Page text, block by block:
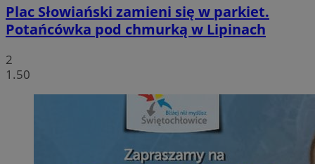
Plac Słowiański zamieni się w parkiet.
Potańcówka pod chmurką w Lipinach
2
1.50